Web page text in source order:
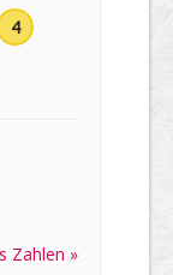
4
Zahlen »